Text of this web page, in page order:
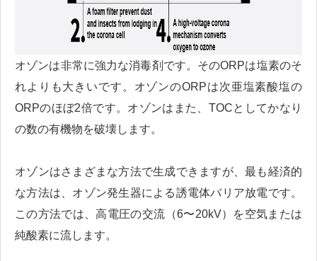
オゾンは非常に強力な消毒剤です。そのORPは塩素のそ
れよりも大きいです。オゾンのORPは次亜塩素酸塩の
ORPのほぼ2倍です。オゾンはまた、TOCとしてかなり
の数の有機物を破壊します。
オゾンはさまざまな方法で生成できますが、最も経済的
な方法は、オゾン発生器による誘電体バリア放電です。
この方法では、高電圧の交流（6〜20kV）を空気または
純酸素に流します。